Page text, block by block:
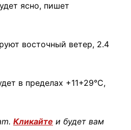
ясно, пишет
восточный ветер, 2.4
в пределах +11+29°C,
Кликайте и будет вам